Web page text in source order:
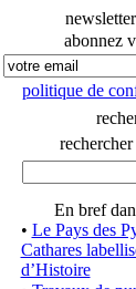
newsletter
abonnez
politique de
En bref
• Le Pays des
Cathares
d’Histoire